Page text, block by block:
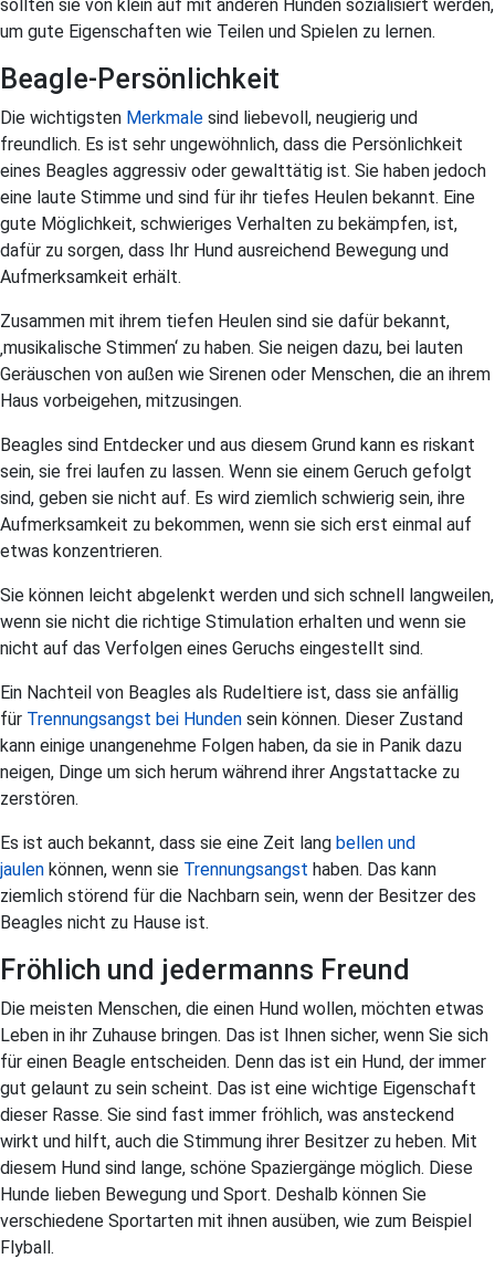
sollten sie von klein auf mit anderen Hunden sozialisiert werden,
um gute Eigenschaften wie Teilen und Spielen zu lernen.
Beagle-Persönlichkeit
Die wichtigsten Merkmale sind liebevoll, neugierig und
freundlich. Es ist sehr ungewöhnlich, dass die Persönlichkeit
eines Beagles aggressiv oder gewalttätig ist. Sie haben jedoch
eine laute Stimme und sind für ihr tiefes Heulen bekannt. Eine
gute Möglichkeit, schwieriges Verhalten zu bekämpfen, ist,
dafür zu sorgen, dass Ihr Hund ausreichend Bewegung und
Aufmerksamkeit erhält.
Zusammen mit ihrem tiefen Heulen sind sie dafür bekannt,
‚musikalische Stimmen‘ zu haben. Sie neigen dazu, bei lauten
Geräuschen von außen wie Sirenen oder Menschen, die an ihrem
Haus vorbeigehen, mitzusingen.
Beagles sind Entdecker und aus diesem Grund kann es riskant
sein, sie frei laufen zu lassen. Wenn sie einem Geruch gefolgt
sind, geben sie nicht auf. Es wird ziemlich schwierig sein, ihre
Aufmerksamkeit zu bekommen, wenn sie sich erst einmal auf
etwas konzentrieren.
Sie können leicht abgelenkt werden und sich schnell langweilen,
wenn sie nicht die richtige Stimulation erhalten und wenn sie
nicht auf das Verfolgen eines Geruchs eingestellt sind.
Ein Nachteil von Beagles als Rudeltiere ist, dass sie anfällig
für Trennungsangst bei Hunden sein können. Dieser Zustand
kann einige unangenehme Folgen haben, da sie in Panik dazu
neigen, Dinge um sich herum während ihrer Angstattacke zu
zerstören.
Es ist auch bekannt, dass sie eine Zeit lang bellen und
jaulen können, wenn sie Trennungsangst haben. Das kann
ziemlich störend für die Nachbarn sein, wenn der Besitzer des
Beagles nicht zu Hause ist.
Fröhlich und jedermanns Freund
Die meisten Menschen, die einen Hund wollen, möchten etwas
Leben in ihr Zuhause bringen. Das ist Ihnen sicher, wenn Sie sich
für einen Beagle entscheiden. Denn das ist ein Hund, der immer
gut gelaunt zu sein scheint. Das ist eine wichtige Eigenschaft
dieser Rasse. Sie sind fast immer fröhlich, was ansteckend
wirkt und hilft, auch die Stimmung ihrer Besitzer zu heben. Mit
diesem Hund sind lange, schöne Spaziergänge möglich. Diese
Hunde lieben Bewegung und Sport. Deshalb können Sie
verschiedene Sportarten mit ihnen ausüben, wie zum Beispiel
Flyball.